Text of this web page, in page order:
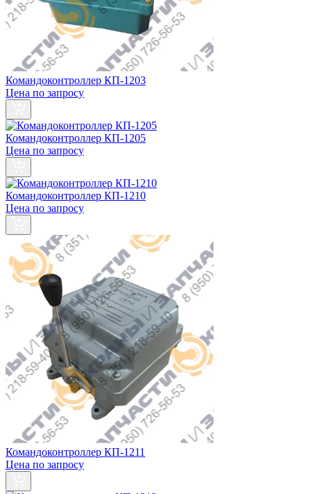
Командоконтроллер КП-1203
Цена по запросу
Командоконтроллер КП-1205
Цена по запросу
Командоконтроллер КП-1210
Цена по запросу
Командоконтроллер КП-1211
Цена по запросу